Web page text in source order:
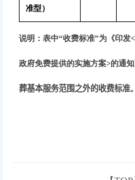
准型）
说明：表中“收费标准”为《印发<
政府免费提供的实施方案>的通知
葬基本服务范围之外的收费标准。